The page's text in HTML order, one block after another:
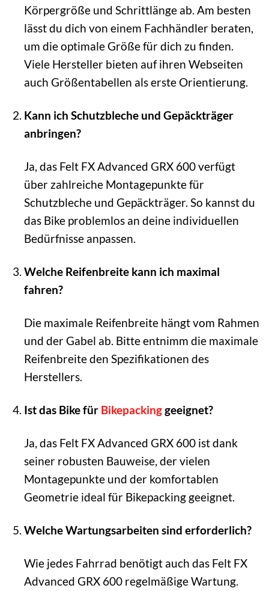
Körpergröße und Schrittlänge ab. Am besten
lässt du dich von einem Fachhändler beraten,
um die optimale Größe für dich zu finden.
Viele Hersteller bieten auf ihren Webseiten
auch Größentabellen als erste Orientierung.
Kann ich Schutzbleche und Gepäckträger
anbringen?
Ja, das Felt FX Advanced GRX 600 verfügt
über zahlreiche Montagepunkte für
Schutzbleche und Gepäckträger. So kannst du
das Bike problemlos an deine individuellen
Bedürfnisse anpassen.
Welche Reifenbreite kann ich maximal
fahren?
Die maximale Reifenbreite hängt vom Rahmen
und der Gabel ab. Bitte entnimm die maximale
Reifenbreite den Spezifikationen des
Herstellers.
Ist das Bike für Bikepackinggeeignet?
Ja, das Felt FX Advanced GRX 600 ist dank
seiner robusten Bauweise, der vielen
Montagepunkte und der komfortablen
Geometrie ideal für Bikepacking geeignet.
Welche Wartungsarbeiten sind erforderlich?
Wie jedes Fahrrad benötigt auch das Felt FX
Advanced GRX 600 regelmäßige Wartung.